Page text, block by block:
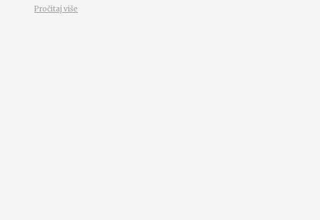
Pročitaj više